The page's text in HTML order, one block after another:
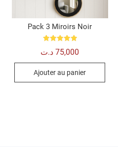
Pack 3 Miroirs Noir
Note
5.00
75,000 د.ت
Ajouter au panier